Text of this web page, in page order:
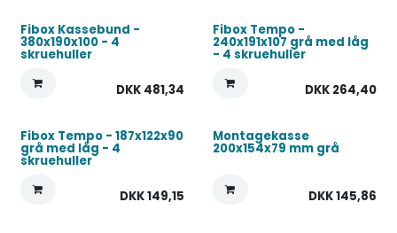
Fibox Kassebund -
380x190x100 - 4
skruehuller
DKK 481,34
Fibox Tempo -
240x191x107 grå med låg
- 4 skruehuller
DKK 264,40
Fibox Tempo - 187x122x90
grå med låg - 4
skruehuller
DKK149,15
Montagekasse
200x154x79 mm grå
DKK145,86